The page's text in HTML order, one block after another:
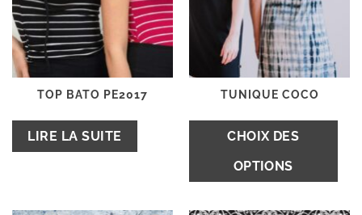
TOP BATO PE2017
LIRE LA SUITE
TUNIQUE COCO
CHOIX DES
OPTIONS